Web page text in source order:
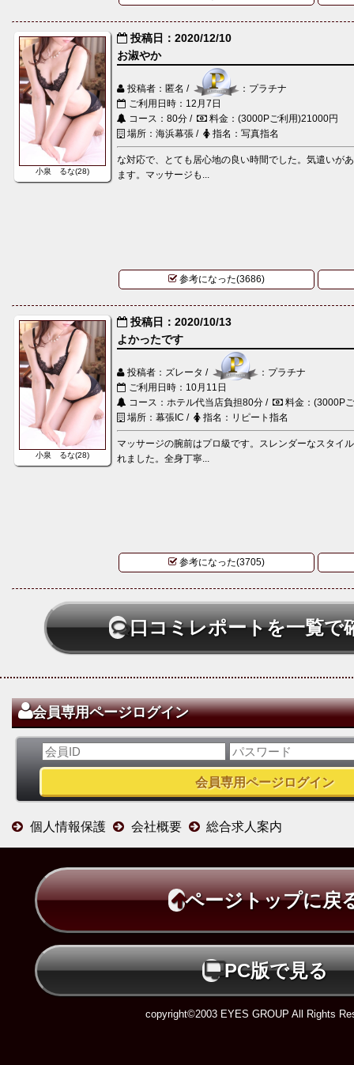
小泉 るな(28)
投稿日：2020/12/10
お淑やか
投稿者：匿名 /
：プラチナ
ご利用日時：12月7日
コース：80分 /
料金：(3000Pご利用)21000円
場所：海浜幕張 /
指名：写真指名
な対応で、とても居心地の良い時間でした。気遣いが
ます。マッサージも...
参考になった(3686)
小泉 るな(28)
投稿日：2020/10/13
よかったです
投稿者：ズレータ /
：プラチナ
ご利用日時：10月11日
コース：ホテル代当店負担80分 /
料金：(3000P
場所：幕張IC /
指名：リピート指名
マッサージの腕前はプロ級です。スレンダーなスタイ
れました。全身丁寧...
参考になった(3705)
口コミレポートを一覧で
会員専用ページログイン
個人情報保護 会社概要 総合求人案内
ページトップに戻
PC版で見る
copyright©2003 EYES GROUP All Rights